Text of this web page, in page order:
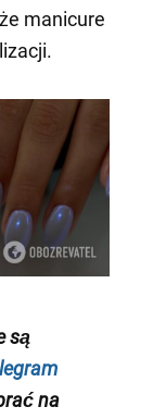
manicure
są
na